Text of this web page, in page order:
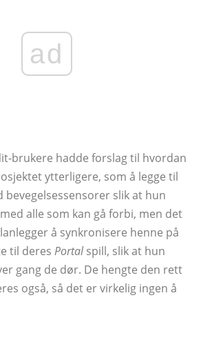
ad
brukere hadde forslag til hvordan
ytterligere, som å legge til
bevegelsessensorer slik at hun
alle som kan gå forbi, men det
å synkronisere henne på
til deres Portalspill, slik at hun
gang de dør. De hengte den rett
også, så det er virkelig ingen å